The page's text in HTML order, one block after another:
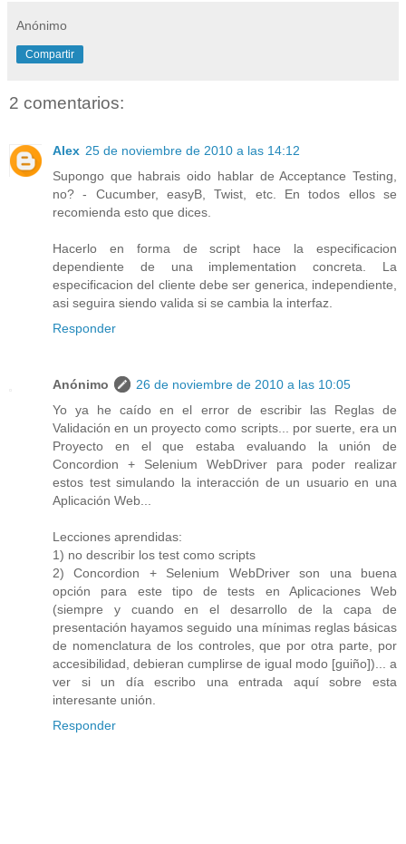
Anónimo
Compartir
2 comentarios:
Alex 25 de noviembre de 2010 a las 14:12
Supongo que habrais oido hablar de Acceptance Testing,
no? - Cucumber, easyB, Twist, etc. En todos ellos se
recomienda esto que dices.
Hacerlo en forma de script hace la especificacion
dependiente de una implementation concreta. La
especificacion del cliente debe ser generica, independiente,
asi seguira siendo valida si se cambia la interfaz.
Responder
Anónimo
26 de noviembre de 2010 a las 10:05
Yo ya he caído en el error de escribir las Reglas de
Validación en un proyecto como scripts... por suerte, era un
Proyecto en el que estaba evaluando la unión de
Concordion + Selenium WebDriver para poder realizar
estos test simulando la interacción de un usuario en una
Aplicación Web...
Lecciones aprendidas:
1) no describir los test como scripts
2) Concordion + Selenium WebDriver son una buena
opción para este tipo de tests en Aplicaciones Web
(siempre y cuando en el desarrollo de la capa de
presentación hayamos seguido una mínimas reglas básicas
de nomenclatura de los controles, que por otra parte, por
accesibilidad, debieran cumplirse de igual modo [guiño])... a
ver si un día escribo una entrada aquí sobre esta
interesante unión.
Responder